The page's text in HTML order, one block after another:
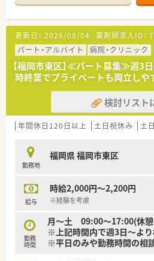
【店舗情報と応需状況について】
■千早駅から徒歩6分の好立地に
く非常に綺麗な医療ビル内の店舗
■応需科目は半分以上が耳鼻咽喉
知識を日々の業務で深く学ぶこと
■処方箋枚数は1日平均180枚ほど
ら様々な処方箋を受け付けていま
【募集背景と求める人物像につい
■今回は体制強化に伴う欠員補充
て即戦力として貢献できる方を求
■外来の患者様が多く比較的スピ
な行動ができるキャリア志向の方
■全国に多数の店舗を展開する安
根差した医療の提供を大切にして
店など多彩なアプローチで成長を
■年に1回の自己申告書提出制度
キャリアに関する希望を人事に
更新日： 2026/08/04 薬剤師求人ID：
パート・アルバイト
病院・クリニック
【福岡市東区】≪パート募集≫週3
時終業でプライベートも両立し
検討リスト
年間休日120日以上 土日祝休み 土
勤務地
福岡県 福岡市東区
給与
時給2,000円～2,200円
※経験を考慮
勤務
時間
月～土 09:00～17:00(休
※上記時間内で週3日～よ
※平日のみや勤務時間の相